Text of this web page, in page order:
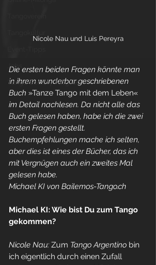
Jobs
Tango Society Mitglied
Nicole Nau und Luis Pereyra
Die ersten beiden Fragen könnte man
in ihrem wunderbar geschriebenen
Buch »Tanze Tango mit dem Leben«
im Detail nachlesen. Da nicht alle das
Buch gelesen haben, habe ich die zwei
ersten Fragen gestellt.
Buchempfehlungen mache ich selten,
aber dies ist eines der Bücher, das ich
mit Vergnügen auch ein zweites Mal
gelesen habe.
Michael KI von Bailemos-Tango.ch
Michael KI: Wie bist Du zum Tango
gekommen?
Nicole Nau: Zum Tango Argentino bin
ich eigentlich durch einen Zufall